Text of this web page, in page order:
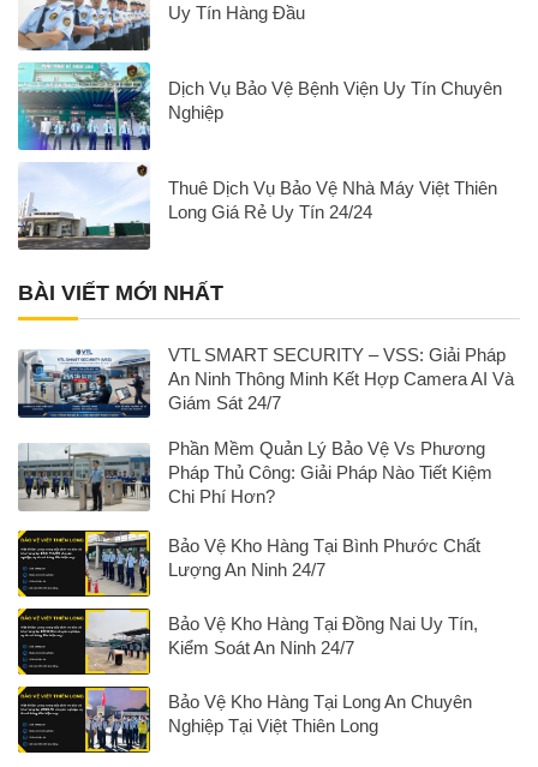
Uy Tín Hàng Đầu
Dịch Vụ Bảo Vệ Bệnh Viện Uy Tín Chuyên
Nghiệp
Thuê Dịch Vụ Bảo Vệ Nhà Máy Việt Thiên
Long Giá Rẻ Uy Tín 24/24
BÀI VIẾT MỚI NHẤT
VTL SMART SECURITY – VSS: Giải Pháp
An Ninh Thông Minh Kết Hợp Camera AI Và
Giám Sát 24/7
Phần Mềm Quản Lý Bảo Vệ Vs Phương
Pháp Thủ Công: Giải Pháp Nào Tiết Kiệm
Chi Phí Hơn?
Bảo Vệ Kho Hàng Tại Bình Phước Chất
Lượng An Ninh 24/7
Bảo Vệ Kho Hàng Tại Đồng Nai Uy Tín,
Kiểm Soát An Ninh 24/7
Bảo Vệ Kho Hàng Tại Long An Chuyên
Nghiệp Tại Việt Thiên Long